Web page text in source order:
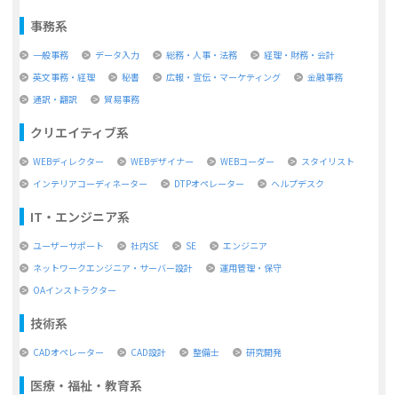
事務系
一般事務 データ入力 総務・人事・法務
経理・財務・会計
英文事務・経理
秘書 広報・宣伝・マーケティング
金融事務
通訳・翻訳
貿易事務
クリエイティブ系
WEBディレクター WEBデザイナー WEBコーダー
スタイリスト
インテリアコーディネーター
DTPオペレーター ヘルプデスク
IT・エンジニア系
ユーザーサポート 社内SE SE
エンジニア
ネットワークエンジニア・サーバー設計
運用管理・保守
OAインストラクター
技術系
CADオペレーター CAD設計 整備士 研究開発
医療・福祉・教育系